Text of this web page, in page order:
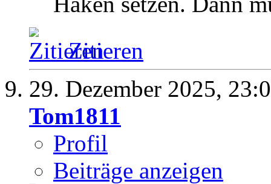
Zitieren
29. Dezember 2025,
Tom1811
Profil
Beiträge anzeigen